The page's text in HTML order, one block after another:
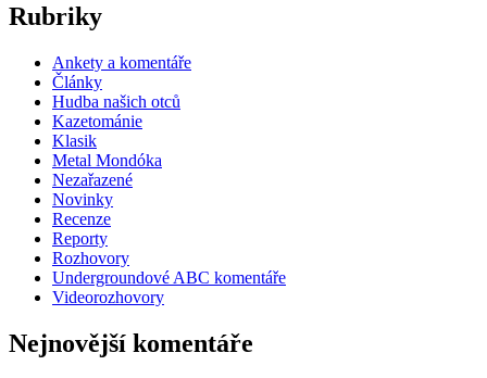
Rubriky
Ankety a komentáře
Články
Hudba našich otců
Kazetománie
Klasik
Metal Mondóka
Nezařazené
Novinky
Recenze
Reporty
Rozhovory
Undergroundové ABC komentáře
Videorozhovory
Nejnovější komentáře